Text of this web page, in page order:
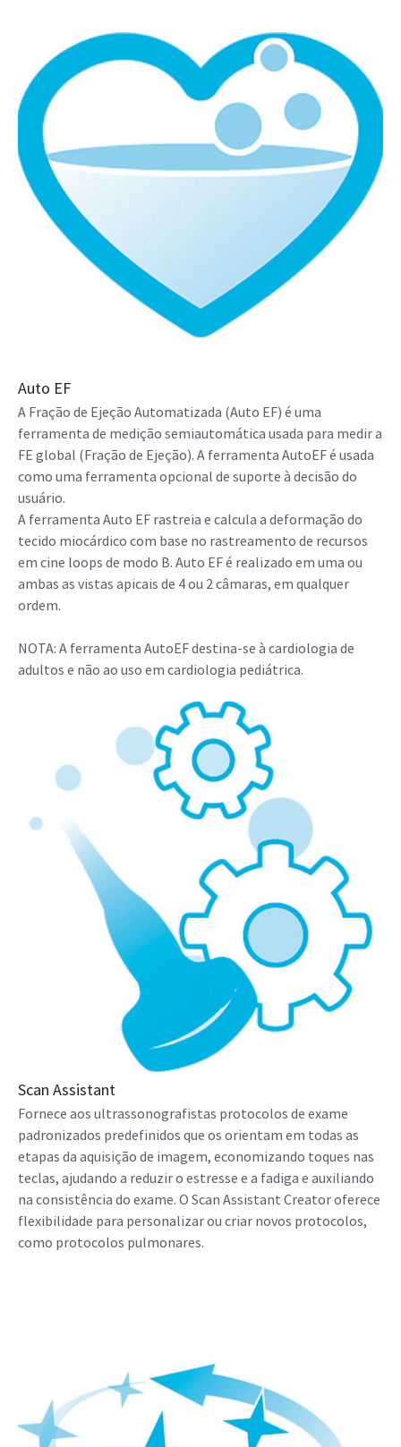
Auto EF
A Fração de Ejeção Automatizada (Auto EF) é uma
ferramenta de medição semiautomática usada para medir a
FE global (Fração de Ejeção). A ferramenta AutoEF é usada
como uma ferramenta opcional de suporte à decisão do
usuário.
A ferramenta Auto EF rastreia e calcula a deformação do
tecido miocárdico com base no rastreamento de recursos
em cine loops de modo B. Auto EF é realizado em uma ou
ambas as vistas apicais de 4 ou 2 câmaras, em qualquer
ordem.
NOTA: A ferramenta AutoEF destina-se à cardiologia de
adultos e não ao uso em cardiologia pediátrica.
Scan Assistant
Fornece aos ultrassonografistas protocolos de exame
padronizados predefinidos que os orientam em todas as
etapas da aquisição de imagem, economizando toques nas
teclas, ajudando a reduzir o estresse e a fadiga e auxiliando
na consistência do exame. O Scan Assistant Creator oferece
flexibilidade para personalizar ou criar novos protocolos,
como protocolos pulmonares.